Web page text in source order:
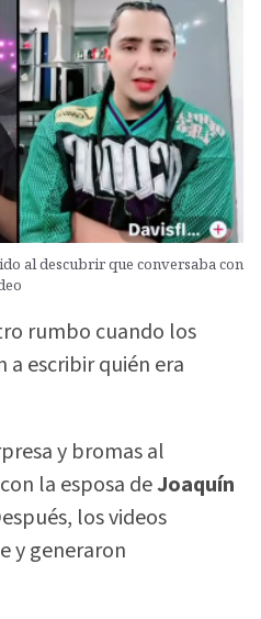
al descubrir que conversaba con
rumbo cuando los
a escribir quién era
y bromas al
la esposa deJoaquín
los videos
y generaron